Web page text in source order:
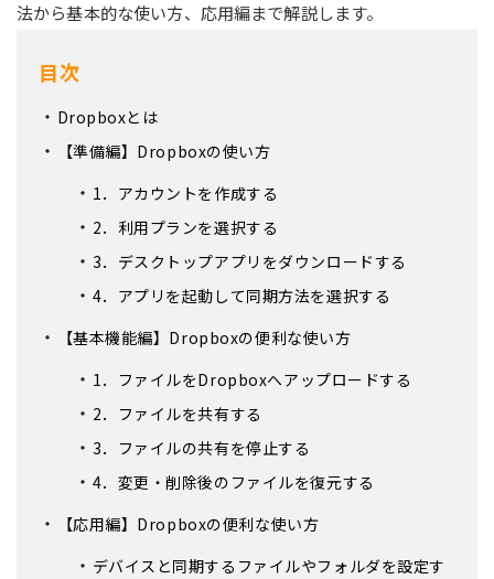
法から基本的な使い方、応用編まで解説します。
目次
Dropboxとは
【準備編】Dropboxの使い方
1．アカウントを作成する
2．利用プランを選択する
3．デスクトップアプリをダウンロードする
4．アプリを起動して同期方法を選択する
【基本機能編】Dropboxの便利な使い方
1．ファイルをDropboxへアップロードする
2．ファイルを共有する
3．ファイルの共有を停止する
4．変更・削除後のファイルを復元する
【応用編】Dropboxの便利な使い方
デバイスと同期するファイルやフォルダを設定す